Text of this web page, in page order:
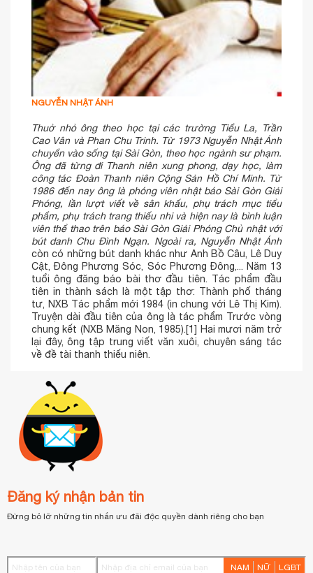
NGUYỄN NHẬT ÁNH
Thuở nhỏ ông theo học tại các trường Tiểu La, Trần
Cao Vân và Phan Chu Trinh. Từ 1973 Nguyễn Nhật Ánh
chuyển vào sống tại Sài Gòn, theo học ngành sư phạm.
Ông đã từng đi Thanh niên xung phong, dạy học, làm
công tác Đoàn Thanh niên Cộng Sản Hồ Chí Minh. Từ
1986 đến nay ông là phóng viên nhật báo Sài Gòn Giải
Phóng, lần lượt viết về sân khấu, phụ trách mục tiểu
phẩm, phụ trách trang thiếu nhi và hiện nay là bình luận
viên thể thao trên báo Sài Gòn Giải Phóng Chủ nhật với
bút danh Chu Đình Ngạn. Ngoài ra, Nguyễn Nhật Ánh
còn có những bút danh khác như Anh Bồ Câu, Lê Duy
Cật, Đông Phương Sóc, Sóc Phương Đông,... Năm 13
tuổi ông đăng báo bài thơ đầu tiên. Tác phẩm đầu
tiên in thành sách là một tập thơ: Thành phố tháng
tư, NXB Tác phẩm mới 1984 (in chung với Lê Thị Kim).
Truyện dài đầu tiên của ông là tác phẩm Trước vòng
chung kết (NXB Măng Non, 1985).[1] Hai mươi năm trở
lại đây, ông tập trung viết văn xuôi, chuyên sáng tác
về đề tài thanh thiếu niên.
Đăng ký nhận bản tin
Đừng bỏ lỡ những tin nhắn ưu đãi độc quyền dành riêng cho bạn
NAM NỮ LGBT